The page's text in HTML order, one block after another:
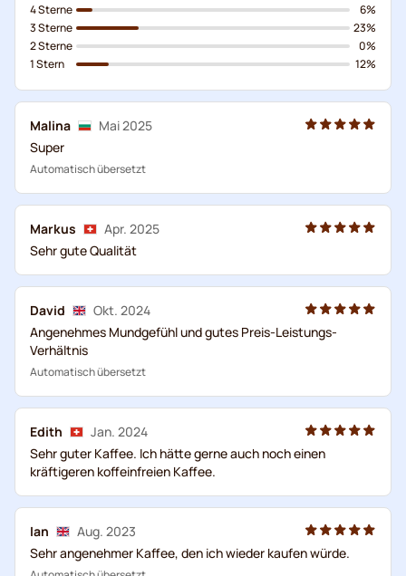
4 Sterne
3 Sterne
2 Sterne
1 Stern
6%
23%
0%
12%
Malina
Mai 2025
Super
Automatisch übersetzt
Markus
Apr. 2025
Sehr gute Qualität
David
Okt. 2024
Angenehmes Mundgefühl und gutes Preis-Leistungs-
Verhältnis
Automatisch übersetzt
Edith
Jan. 2024
Sehr guter Kaffee. Ich hätte gerne auch noch einen
kräftigeren koffeinfreien Kaffee.
Ian
Aug. 2023
Sehr angenehmer Kaffee, den ich wieder kaufen würde.